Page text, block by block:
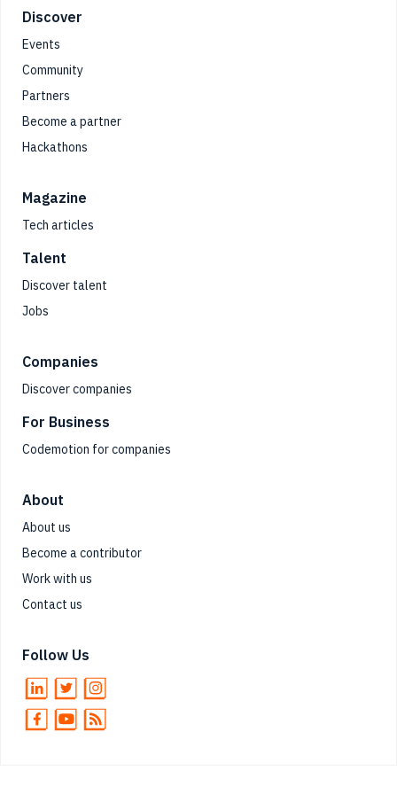
Footer
Discover
Events
Community
Partners
Become a partner
Hackathons
Magazine
Tech articles
Talent
Discover talent
Jobs
Companies
Discover companies
For Business
Codemotion for companies
About
About us
Become a contributor
Work with us
Contact us
Follow Us